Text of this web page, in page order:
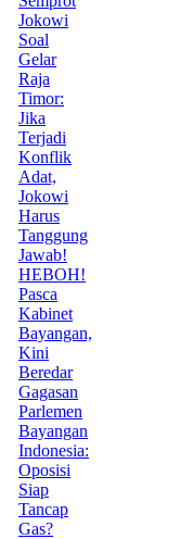
Jokowi
Soal
Gelar
Raja
Timor:
Jika
Terjadi
Konflik
Adat,
Jokowi
Harus
Tanggung
Jawab!
HEBOH!
Pasca
Kabinet
Bayangan,
Kini
Beredar
Gagasan
Parlemen
Bayangan
Indonesia:
Oposisi
Siap
Tancap
Gas?